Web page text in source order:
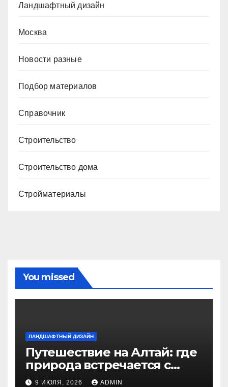
Ландшафтный дизайн
Москва
Новости разные
Подбор материалов
Справочник
Строительство
Строительство дома
Стройматериалы
You missed
ЛАНДШАФТНЫЙ ДИЗАЙН
Путешествие на Алтай: где
природа встречается с
духом приключений
9 ИЮЛЯ, 2026 ADMIN